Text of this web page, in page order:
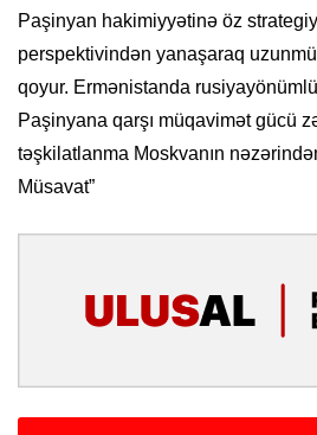
Paşinyan hakimiyyətinə öz
perspektivindən yanaşaraq
qoyur. Ermənistanda
Paşinyana qarşı müqavimət gücü
təşkilatlanma Moskvanın
Müsavat”